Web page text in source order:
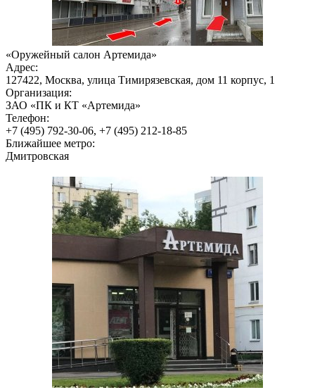
«Оружейный салон Артемида»
Адрес:
127422, Москва, улица Тимирязевская, дом 11 корпус, 1
Организация:
ЗАО «ПК и КТ «Артемида»
Телефон:
+7 (495) 792-30-06, +7 (495) 212-18-85
Ближайшее метро:
Дмитровская